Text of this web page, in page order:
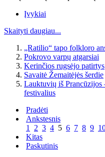
Įvykiai
Skaityti daugiau...
„Ratilio“ tapo folkloro
Pokrovo varpų atgarsiai
Kerinčios rugsėjo patirtys
Savaitė Žemaitėjės šerdie
Lauktuvių iš Prancūzijos
festivalius
Pradėti
Ankstesnis
1 2 3 4 5 6 7 8 9
Kitas
Paskutinis